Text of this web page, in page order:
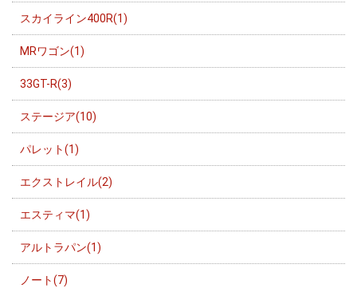
スカイライン400R(1)
MRワゴン(1)
33GT-R(3)
ステージア(10)
パレット(1)
エクストレイル(2)
エスティマ(1)
アルトラパン(1)
ノート(7)